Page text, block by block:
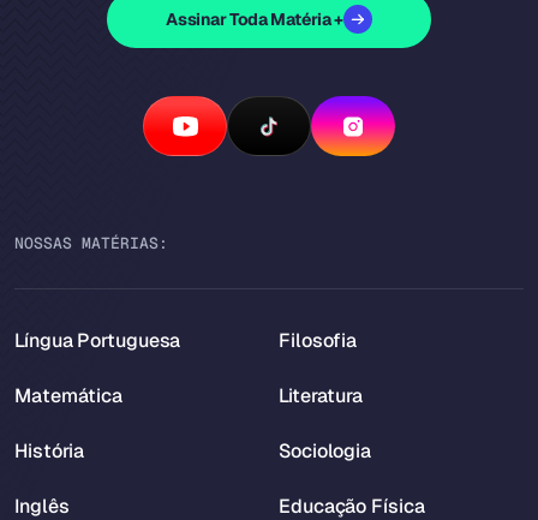
Assinar Toda Matéria +
NOSSAS MATÉRIAS:
Língua Portuguesa
Matemática
História
Inglês
Filosofia
Literatura
Sociologia
Educação Física